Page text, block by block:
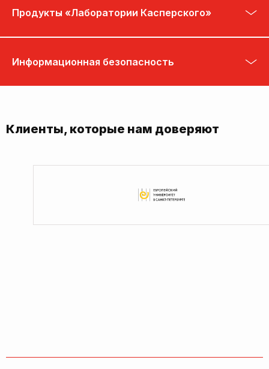
Продукты «Лаборатории Касперского»
Информационная безопасность
Клиенты, которые нам доверяют